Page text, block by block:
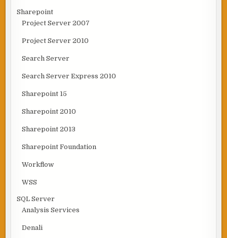
Sharepoint
Project Server 2007
Project Server 2010
Search Server
Search Server Express 2010
Sharepoint 15
Sharepoint 2010
Sharepoint 2013
Sharepoint Foundation
Workflow
WSS
SQL Server
Analysis Services
Denali